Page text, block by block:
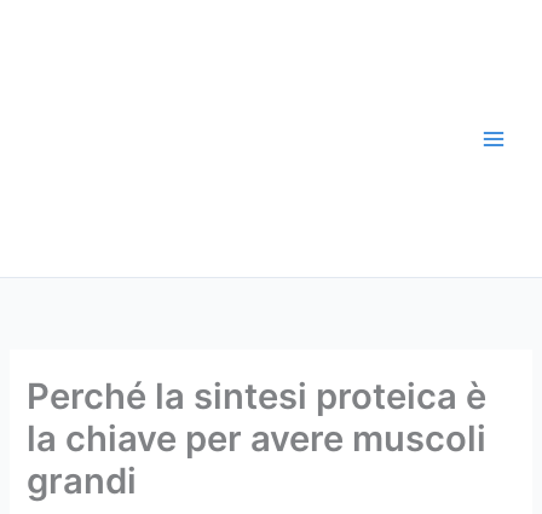
Perché la sintesi proteica è
la chiave per avere muscoli
grandi